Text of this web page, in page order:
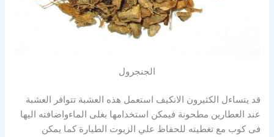
الجنجرول
قد يتساءل الكثيرون الانكيف استعمل هذه العشبة تتوافر العشبة
عند العطارين مطحونة فيمكن استخدامها بغلى الماءواضافته اليها
فى كوب مع تغطيته للحفاظ علي الزيوت الطيارة كما يمكن